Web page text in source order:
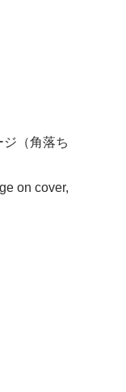
（角落ち
on cover,